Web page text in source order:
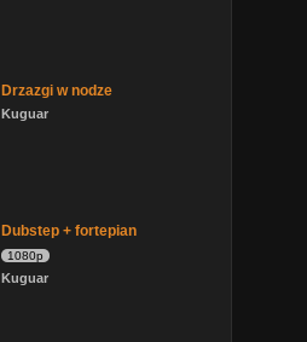
Drzazgi w nodze
Kuguar
Dubstep + fortepian
1080p
Kuguar